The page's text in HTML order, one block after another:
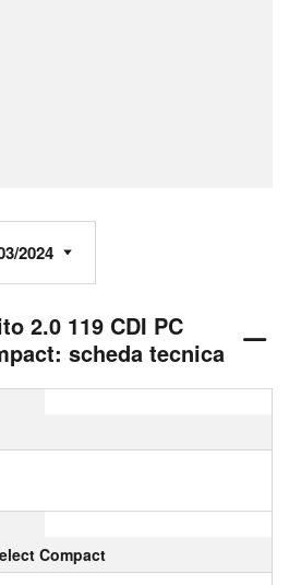
2.0 119 CDI PC
scheda tecnica
Compact